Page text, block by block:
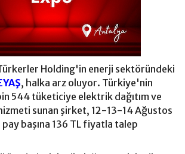
Holding'in enerji sektöründeki
, halka arz oluyor. Türkiye'nin
544 tüketiciye elektrik dağıtım ve
sunan şirket, 12-13-14 Ağustos
başına 136 TL fiyatla talep